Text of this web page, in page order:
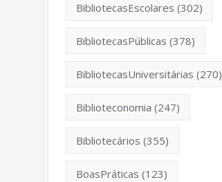
BibliotecasEscolares (302)
BibliotecasPúblicas (378)
BibliotecasUniversitárias (270)
Biblioteconomia (247)
Bibliotecários (355)
BoasPráticas (123)